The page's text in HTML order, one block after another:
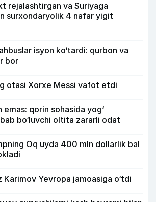
rejalashtirgan va Suriyaga
surxondaryolik 4 nafar yigit
isyon ko‘tardi: qurbon va
bor
otasi Xorxe Messi vafot etdi
qorin sohasida yog‘
bo‘luvchi oltita zararli odat
Oq uyda 400 mln dollarlik bal
Karimov Yevropa jamoasiga o‘tdi